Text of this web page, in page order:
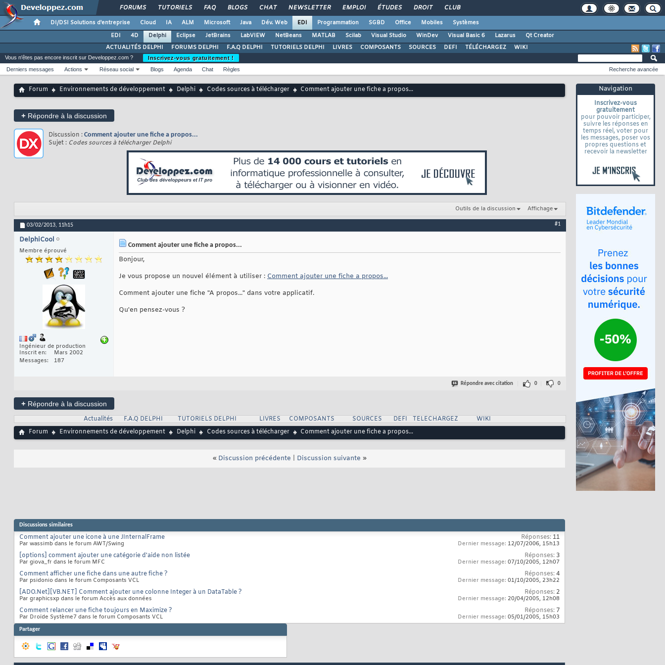
FORUMS TUTORIELS FAQ BLOGS CHAT NEWSLETTER EMPLOI ÉTUDES DROIT CLUB
DI/DSI Solutions d'entreprise Cloud IA ALM Microsoft Java Dév. Web EDI Programmation SGBD Office Mobiles
Systèmes
EDI
4D Delphi Eclipse JetBrains LabVIEW NetBeans MATLAB Scilab Visual Studio WinDev Visual Basic 6 Lazarus
Qt Creator
ACTUALITÉS DELPHI
FORUMS DELPHI F.A.Q DELPHI TUTORIELS DELPHI LIVRES COMPOSANTS SOURCES DEFI TÉLÉCHARGEZ WIKI
Navigation
Inscrivez-vous
gratuitement
pour pouvoir participer,
suivre les réponses en
temps réel, voter pour
les messages, poser vos
propres questions et
recevoir la newsletter
Vous n'êtes pas encore inscrit sur Developpez.com ?
Inscrivez-vous gratuitement !
Derniers messages
Actions Réseau social Blogs Agenda Chat Règles Recherche avancée
Forum Environnements de développement Delphi Codes sources à télécharger Comment ajouter une fiche a propos...
+ Répondre à la discussion
Discussion : Comment ajouter une fiche a propos...
Sujet : Codes sources à télécharger Delphi
Outils de la discussion Affichage
03/02/2013, 11h15 #1
DelphiCool
Membre éprouvé
Ingénieur de production
Inscrit en
Mars 2002
Messages
187
Comment ajouter une fiche a propos...
Bonjour,
Je vous propose un nouvel élément à utiliser : Comment ajouter une fiche a propos...
Comment ajouter une fiche "A propos..." dans votre applicatif.
Qu'en pensez-vous ?
Répondre avec citation 0 0
+ Répondre à la discussion
Actualités
F.A.Q DELPHI TUTORIELS DELPHI LIVRES COMPOSANTS SOURCES DEFI TELECHARGEZ
WIKI
Forum
Environnements de développement Delphi Codes sources à télécharger Comment ajouter une fiche a propos...
« Discussion précédente Discussion suivante »
Discussions similaires
Comment ajouter une icone à une JInternalFrame
Par wassimb dans le forum AWT/Swing
Réponses: 11
Dernier message: 12/07/2006, 15h13
[options] comment ajouter une catégorie d'aide non listée
Par giova_fr dans le forum MFC
Réponses: 3
Dernier message: 07/10/2005, 12h07
Comment afficher une fiche dans une autre fiche ?
Par psidonio dans le forum Composants VCL
Réponses:4
Dernier message: 01/10/2005, 23h22
[ADO.Net][VB.NET] Comment ajouter une colonne Integer à un DataTable ?
Par graphicsxp dans le forum Accès aux données
Réponses: 2
Dernier message: 20/04/2005, 12h08
Comment relancer une fiche toujours en Maximize ?
Par Droïde Système7 dans le forum Composants VCL
Réponses: 7
Dernier message: 05/01/2005, 15h03
Partager